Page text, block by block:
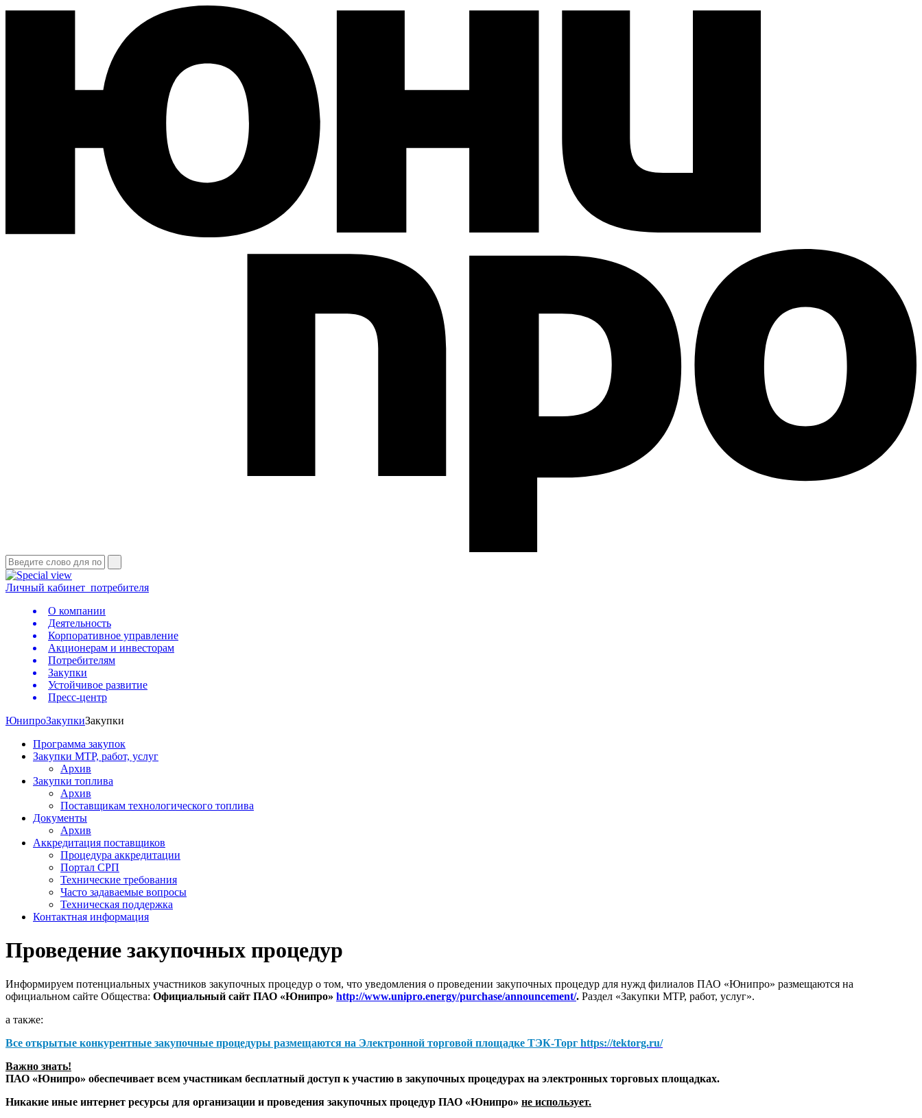
Личный кабинет потребителя
О компании
Деятельность
Корпоративное управление
Акционерам и инвесторам
Потребителям
Закупки
Устойчивое развитие
Пресс-центр
ЮнипроЗакупкиЗакупки
Программа закупок
Закупки МТР, работ, услуг
Архив
Закупки топлива
Архив
Поставщикам технологического топлива
Документы
Архив
Аккредитация поставщиков
Процедура аккредитации
Портал СРП
Технические требования
Часто задаваемые вопросы
Техническая поддержка
Контактная информация
Проведение закупочных процедур
Информируем потенциальных участников закупочных процедур о том, что уведомления о проведении закупочных процедур для нужд филиалов ПАО «Юнипро» размещаются на
официальном сайте Общества: Официальный сайт ПАО «Юнипро» http://www.unipro.energy/purchase/announcement/. Раздел «Закупки МТР, работ, услуг».
а также:
Все открытые конкурентные закупочные процедуры размещаются на Электронной торговой площадке ТЭК-Торг https://tektorg.ru/
Важно знать!
ПАО «Юнипро» обеспечивает всем участникам бесплатный доступ к участию в закупочных процедурах на электронных торговых площадках.
Никакие иные интернет ресурсы для организации и проведения закупочных процедур ПАО «Юнипро» не использует.